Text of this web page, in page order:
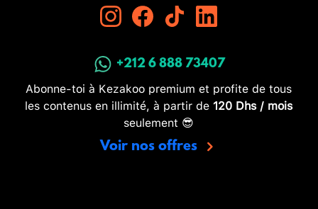
+212 6 888 73407
Abonne-toi à Kezakoo premium et profite de tous
les contenus en illimité, à partir de 120 Dhs / mois
seulement 😎
Voir nos offres